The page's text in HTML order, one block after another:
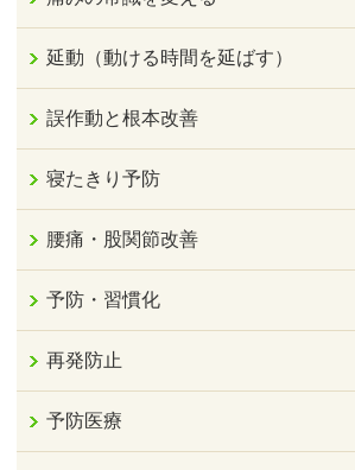
延動（動ける時間を延ばす）
誤作動と根本改善
寝たきり予防
腰痛・股関節改善
予防・習慣化
再発防止
予防医療